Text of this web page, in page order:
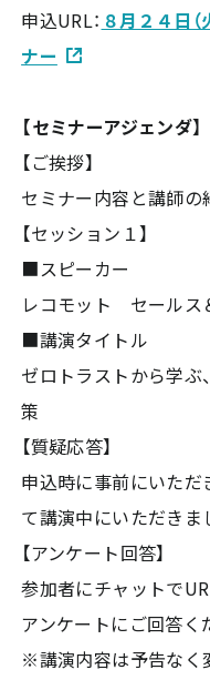
申込URL： ８月２４日
ナー
【セミナーアジェンダ】
【ご挨拶】
セミナー内容と講師の
【セッション１】
■スピーカー
レコモット セール
■講演タイトル
ゼロトラストから学ぶ
策
【質疑応答】
申込時に事前にいただ
て講演中にいただきま
【アンケート回答】
参加者にチャットで
アンケートにご回答く
※講演内容は予告なく